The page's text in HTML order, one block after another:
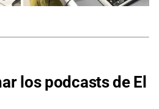
los podcasts de El